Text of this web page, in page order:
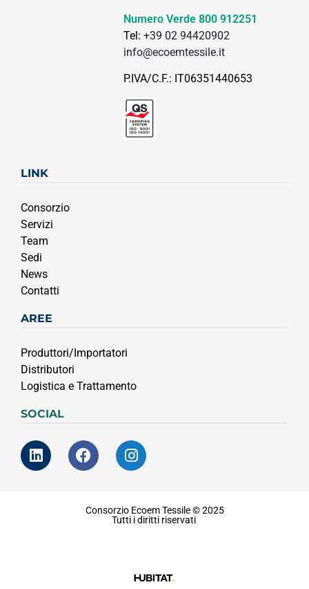
Numero Verde 800 912251
Tel: +39 02 94420902
info@ecoemtessile.it
P.IVA/C.F.: IT06351440653
LINK
Consorzio
Servizi
Team
Sedi
News
Contatti
AREE
Produttori/Importatori
Distributori
Logistica e Trattamento
SOCIAL
Consorzio Ecoem Tessile © 2025
Tutti i diritti riservati